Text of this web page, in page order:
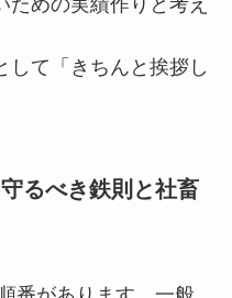
めの実績作りと考え
して「きちんと挨拶し
るべき鉄則と社畜